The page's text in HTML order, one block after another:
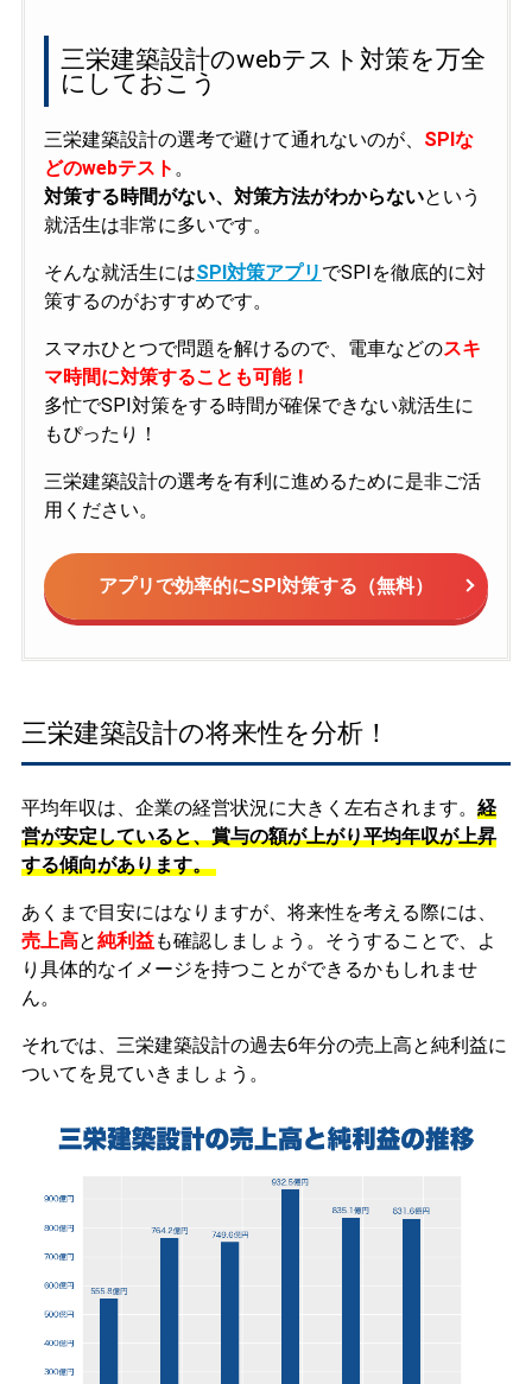
三栄建築設計のwebテスト対策を万全
にしておこう
三栄建築設計の選考で避けて通れないのが、 SPIな
どのwebテスト 。
対策する時間がない、対策方法がわからないという
就活生は非常に多いです。
そんな就活生にはSPI対策アプリ でSPIを徹底的に対
策するのがおすすめです。
スマホひとつで問題を解けるので、電車などのスキ
マ時間に対策することも可能！
多忙でSPI対策をする時間が確保できない就活生に
もぴったり！
三栄建築設計の選考を有利に進めるために是非ご活
用ください。
アプリで効率的にSPI対策する（無料）
三栄建築設計の将来性を分析！
平均年収は、企業の経営状況に大きく左右されます。 経
営が安定していると、賞与の額が上がり平均年収が上昇
する傾向があります。
あくまで目安にはなりますが、将来性を考える際には、
売上高と純利益も確認しましょう。そうすることで、よ
り具体的なイメージを持つことができるかもしれませ
ん。
それでは、三栄建築設計の過去6年分の売上高と純利益に
ついてを見ていきましょう。